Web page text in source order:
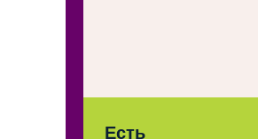
Есть